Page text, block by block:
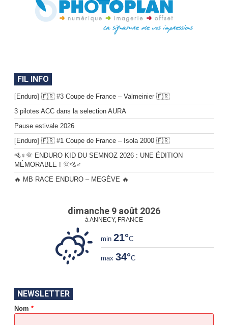
FIL INFO
[Enduro] 🇫🇷 #3 Coupe de France – Valmeinier 🇫🇷
3 pilotes ACC dans la selection AURA
Pause estivale 2026
[Enduro] 🇫🇷 #1 Coupe de France – Isola 2000 🇫🇷
🚵♀️🌞 ENDURO KID DU SEMNOZ 2026 : UNE ÉDITION
MÉMORABLE ! 🌞🚵♂️
🔥 MB RACE ENDURO – MEGÈVE 🔥
dimanche 9 août 2026
à ANNECY, FRANCE
min 21°C
max 34°C
NEWSLETTER
Nom *